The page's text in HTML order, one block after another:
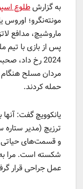
به گزارشطلوع
مونته‌نگرو؛ اوروس
ماروشیچ، مدافع
پس از بازی با تیم
2024 رخ داد،
مردان مسلح هنگام
حمله کردند.
یانکوویچ گفت:
ترزیچ (مدیر ستاره‌
و قسمت‌های حیاتی
شکسته است. مرا به
عمل جراحی قرار